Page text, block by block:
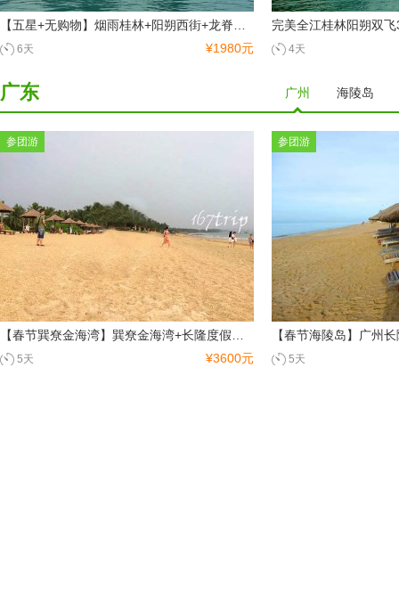
¥1980元
6天 4天
广东 广州 海陵岛
参团游
¥3600元
5天
参团游
5天